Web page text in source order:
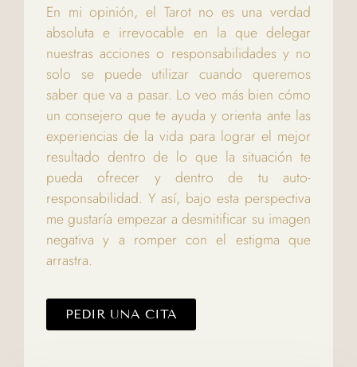
En mi opinión, el Tarot no es una verdad
absoluta e irrevocable en la que delegar
nuestras acciones o responsabilidades y no
solo se puede utilizar cuando queremos
saber que va a pasar. Lo veo más bien cómo
un consejero que te ayuda y orienta ante las
experiencias de la vida para lograr el mejor
resultado dentro de lo que la situación te
pueda ofrecer y dentro de tu auto-
responsabilidad. Y así, bajo esta perspectiva
me gustaría empezar a desmitificar su imagen
negativa y a romper con el estigma que
arrastra.
PEDIR UNA CITA